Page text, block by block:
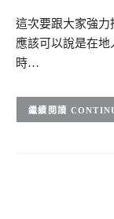
這次要跟大家強力
應該可以說是在
時…